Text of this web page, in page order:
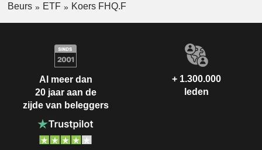
Beurs ETF Koers FHQ.F
Al meer dan
20 jaar aan de
zijde van beleggers
+ 1.300.000
leden